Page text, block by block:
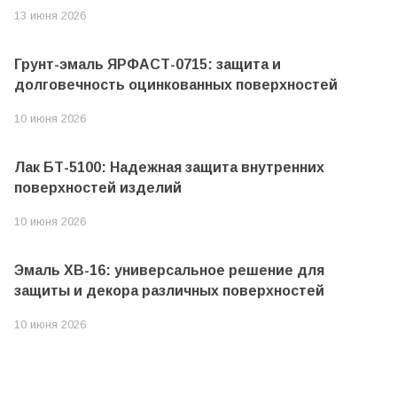
13 июня 2026
Грунт-эмаль ЯРФАСТ-0715: защита и
долговечность оцинкованных поверхностей
10 июня 2026
Лак БТ-5100: Надежная защита внутренних
поверхностей изделий
10 июня 2026
Эмаль ХВ-16: универсальное решение для
защиты и декора различных поверхностей
10 июня 2026